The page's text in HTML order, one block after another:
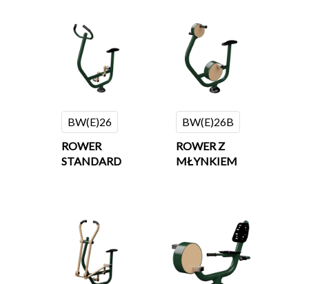
BW(E)26
ROWER
STANDARD
BW(E)26B
ROWER Z
MŁYNKIEM